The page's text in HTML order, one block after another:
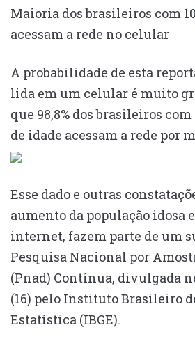
Maioria dos brasileiros com
acessam a rede no celular
A probabilidade de esta
lida em um celular é muito
que 98,8% dos brasileiros
de idade acessam a rede por
Esse dado e outras
aumento da população idosa
internet, fazem parte de um
Pesquisa Nacional por
(Pnad) Contínua, divulgada
(16) pelo Instituto Brasileiro
Estatística (IBGE).